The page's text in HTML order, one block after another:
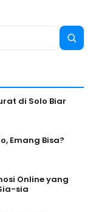
Search
di Solo Biar
Emang Bisa?
Online yang
sia